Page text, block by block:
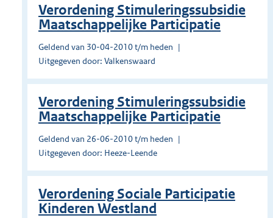
Verordening Stimuleringssubsidie
Maatschappelijke Participatie
Geldend van 30-04-2010 t/m heden
Uitgegeven door: Valkenswaard
Verordening Stimuleringssubsidie
Maatschappelijke Participatie
Geldend van 26-06-2010 t/m heden
Uitgegeven door: Heeze-Leende
Verordening Sociale Participatie
Kinderen Westland